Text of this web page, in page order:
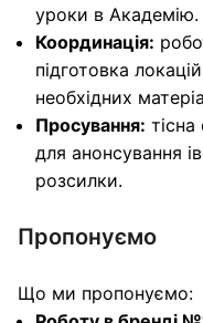
уроки в Академію.
Координація:
підготовка
необхідних
Просування:
для анонсування
розсилки.
Пропонуємо
Що ми пропонуємо: